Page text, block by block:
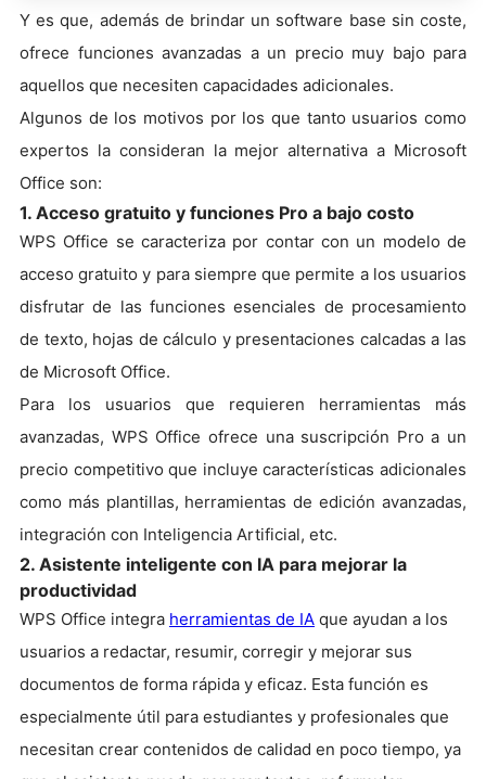
Y es que, además de brindar un software base sin coste,
ofrece funciones avanzadas a un precio muy bajo para
aquellos que necesiten capacidades adicionales.
Algunos de los motivos por los que tanto usuarios como
expertos la consideran la mejor alternativa a Microsoft
Office son:
1. Acceso gratuito y funciones Pro a bajo costo
WPS Office se caracteriza por contar con un modelo de
acceso gratuito y para siempre que permite a los usuarios
disfrutar de las funciones esenciales de procesamiento
de texto, hojas de cálculo y presentaciones calcadas a las
de Microsoft Office.
Para los usuarios que requieren herramientas más
avanzadas, WPS Office ofrece una suscripción Pro a un
precio competitivo que incluye características adicionales
como más plantillas, herramientas de edición avanzadas,
integración con Inteligencia Artificial, etc.
2. Asistente inteligente con IA para mejorar la
productividad
WPS Office integra herramientas de IA que ayudan a los
usuarios a redactar, resumir, corregir y mejorar sus
documentos de forma rápida y eficaz. Esta función es
especialmente útil para estudiantes y profesionales que
necesitan crear contenidos de calidad en poco tiempo, ya